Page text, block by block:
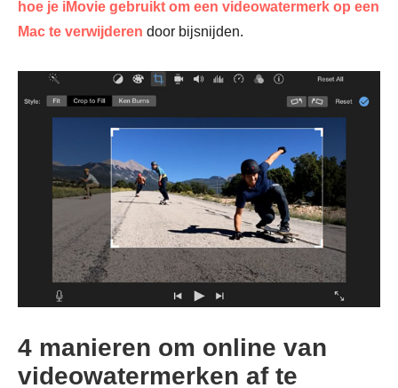
hoe je iMovie gebruikt om een videowatermerk op een
Mac te verwijderen door bijsnijden.
4 manieren om online van
videowatermerken af te